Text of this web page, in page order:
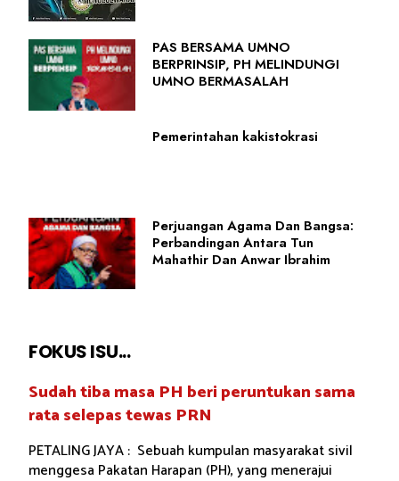
PAS BERSAMA UMNO
BERPRINSIP, PH MELINDUNGI
UMNO BERMASALAH
Pemerintahan kakistokrasi
Perjuangan Agama Dan Bangsa:
Perbandingan Antara Tun
Mahathir Dan Anwar Ibrahim
FOKUS ISU...
Sudah tiba masa PH beri peruntukan sama
rata selepas tewas PRN
PETALING JAYA : Sebuah kumpulan masyarakat sivil
menggesa Pakatan Harapan (PH), yang menerajui